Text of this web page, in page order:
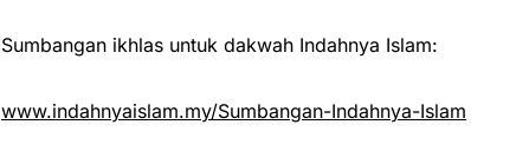
Sumbangan ikhlas untuk dakwah Indahnya Islam:
www.indahnyaislam.my/Sumbangan-Indahnya-Islam